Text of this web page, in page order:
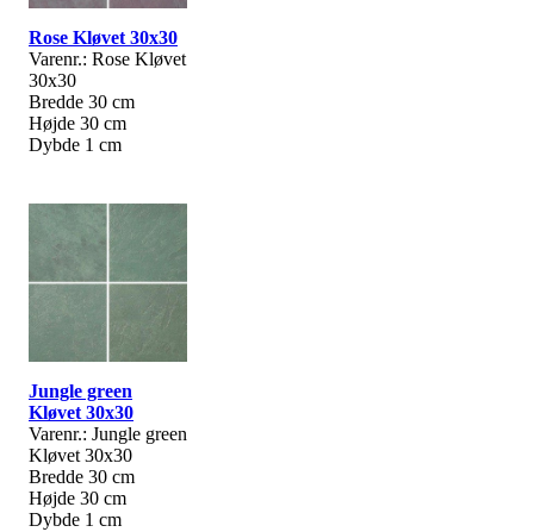
Rose Kløvet 30x30
Varenr.: Rose Kløvet
30x30
Bredde 30 cm
Højde 30 cm
Dybde 1 cm
Jungle green
Kløvet 30x30
Varenr.: Jungle green
Kløvet 30x30
Bredde 30 cm
Højde 30 cm
Dybde 1 cm